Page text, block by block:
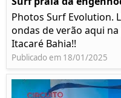
Photos Surf Evolution.
ondas de verão aqui
Itacaré Bahia!!
Publicado em 18/01/2025